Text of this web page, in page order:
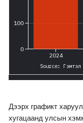
Дээрх графикт
хугацаанд улсын